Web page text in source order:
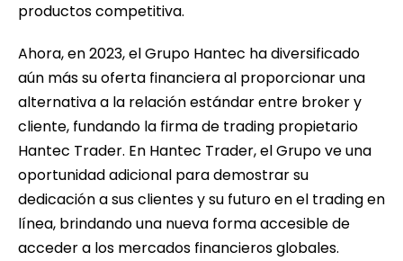
productos competitiva.
Ahora, en 2023, el Grupo Hantec ha diversificado
aún más su oferta financiera al proporcionar una
alternativa a la relación estándar entre broker y
cliente, fundando la firma de trading propietario
Hantec Trader. En Hantec Trader, el Grupo ve una
oportunidad adicional para demostrar su
dedicación a sus clientes y su futuro en el trading en
línea, brindando una nueva forma accesible de
acceder a los mercados financieros globales.